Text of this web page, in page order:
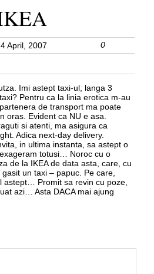
April, 2007 0
Imi astept taxi-ul, langa 3
Pentru ca la linia erotica m-au
de transport ma poate
oras. Evident ca NU e asa.
si atenti, ma asigura ca
Adica next-day delivery.
in ultima instanta, sa astept o
totusi… Noroc cu o
de la IKEA de data asta, care, cu
un taxi – papuc. Pe care,
astept… Promit sa revin cu poze,
azi… Asta DACA mai ajung